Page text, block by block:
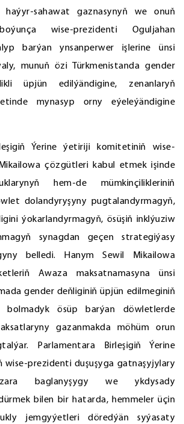
haýyr-sahawat gaznasynyň we onuň
wise-prezidenti Oguljahan
barýan ynsanperwer işlerine ünsi
munuň özi Türkmenistanda gender
üpjün edilýändigine, zenanlaryň
mynasyp orny eýeleýändigine
Ýerine ýetiriji komitetiniň wise-
çözgütleri kabul etmek işinde
hem-de mümkinçilikleriniň
dolandyryşyny pugtalandyrmagyň,
ýokarlandyrmagyň, ösüşiň inklýuziw
synagdan geçen strategiýasy
belledi. Hanym Sewil Mikailowa
Awaza maksatnamasyna ünsi
gender deňliginiň üpjün edilmeginiň
bolmadyk ösüp barýan döwletlerde
gazanmakda möhüm orun
Parlamentara Birleşigiň Ýerine
prezidenti duşuşyga gatnaşyjylary
baglanyşygy we ykdysady
bilen bir hatarda, hemmeler üçin
jemgyýetleri döredýän syýasaty